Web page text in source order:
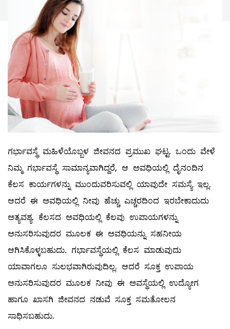
ಗರ್ಭಾವಸ್ಥೆ ಮಹಿಳೆಯೊಬ್ಬಳ ಜೀವನದ ಪ್ರಮುಖ ಘಟ್ಟ. ಒಂದು ವೇಳೆ
ನಿಮ್ಮ ಗರ್ಭಾವಸ್ಥೆ ಸಾಮಾನ್ಯವಾಗಿದ್ದರೆ, ಆ ಅವಧಿಯಲ್ಲಿ ದೈನಂದಿನ
ಕೆಲಸ ಕಾರ್ಯಗಳನ್ನು ಮುಂದುವರಿಸುವಲ್ಲಿ ಯಾವುದೇ ಸಮಸ್ಯೆ ಇಲ್ಲ.
ಆದರೆ ಈ ಅವಧಿಯಲ್ಲಿ ನೀವು ಹೆಚ್ಚು ಎಚ್ಚರದಿಂದ ಇರಬೇಕಾದುದು
ಅತ್ಯವಶ್ಯ. ಕೆಲಸದ ಅವಧಿಯಲ್ಲಿ ಕೆಲವು ಉಪಾಯಗಳನ್ನು
ಅನುಸರಿಸುವುದರ ಮೂಲಕ ಈ ಅವಧಿಯನ್ನು ಸಹನೀಯ
ಆಗಿಸಿಕೊಳ್ಳಬಹುದು. ಗರ್ಭಾವಸ್ಥೆಯಲ್ಲಿ ಕೆಲಸ ಮಾಡುವುದು
ಯಾವಾಗಲೂ ಸುಲಭವಾಗಿರುವುದಿಲ್ಲ. ಆದರೆ ಸೂಕ್ತ ಉಪಾಯ
ಅನುಸರಿಸುವುದರ ಮೂಲಕ ನೀವು ಈ ಅವಸ್ಥೆಯಲ್ಲಿ ಉದ್ಯೋಗ
ಹಾಗೂ ಖಾಸಗಿ ಜೀವನದ ನಡುವೆ ಸೂಕ್ತ ಸಮತೋಲನ
ಸಾಧಿಸಬಹುದು.